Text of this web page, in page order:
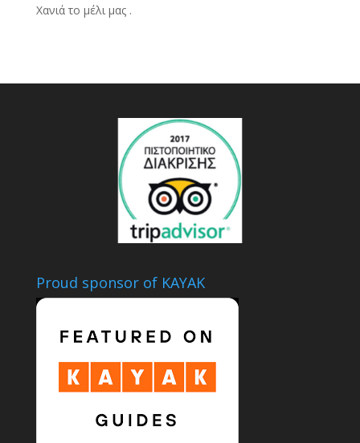
Χανιά το μέλι μας .
Proud sponsor of KAYAK